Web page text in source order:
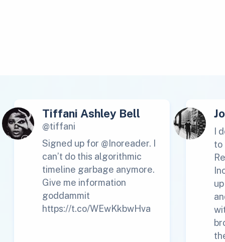
Tiffani Ashley Bell
@tiffani
Signed up for @Inoreader. I
can’t do this algorithmic
timeline garbage anymore.
Give me information
goddammit
https://t.co/WEwKkbwHva
I
to